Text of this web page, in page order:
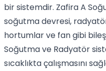
bir sistemdir. Zafira A
soğutma devresi,
hortumlar ve fan gibi
Soğutma ve Radyatör
sıcaklıkta çalışmasını